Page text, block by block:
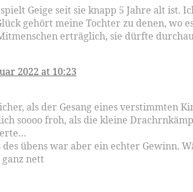
Geige seit sie knapp 5 Jahre alt ist.
gehört meine Tochter zu denen, wo
erträglich, sie dürfte
2022 at 10:23
als der Gesang eines verstimmten
soooo froh, als die kleine
des übens war aber ein echter Gewinn.
nett